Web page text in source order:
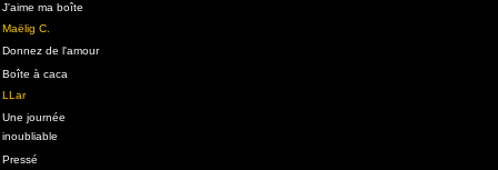
J'aime ma boîte
Maëlig C.
Donnez de l'amour
Boîte à caca
LLar
Une journée
inoubliable
Pressé